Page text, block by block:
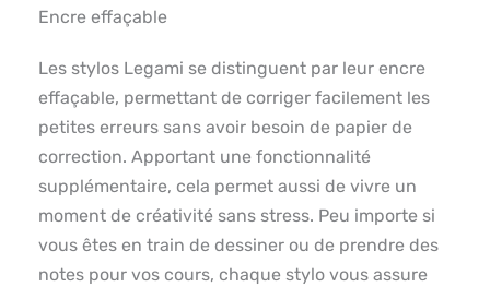
Encre effaçable
Les stylos Legami se distinguent par leur encre
effaçable, permettant de corriger facilement les
petites erreurs sans avoir besoin de papier de
correction. Apportant une fonctionnalité
supplémentaire, cela permet aussi de vivre un
moment de créativité sans stress. Peu importe si
vous êtes en train de dessiner ou de prendre des
notes pour vos cours, chaque stylo vous assure